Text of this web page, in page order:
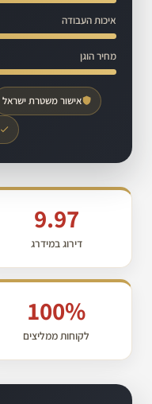
איכות העבודה
מחיר הוגן
אישור משטרת ישראל
9.97
דירוג במידרג
100%
לקוחות ממליצים